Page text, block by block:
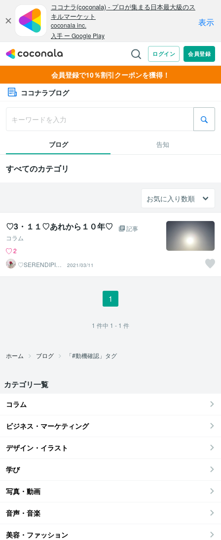
会員登録で10％割引クーポンを獲得！
ココナラブログ
ブログ 告知
すべてのカテゴリ
♡3・１１♡あれから１０年♡
記事
コラム
2
♡SERENDIPITY
♡
2021/03/11
1
1 件中 1 - 1 件
ホーム ブログ 「#動機確認」タグ
カテゴリ一覧
コラム
ビジネス・マーケティング
デザイン・イラスト
学び
写真・動画
音声・音楽
美容・ファッション